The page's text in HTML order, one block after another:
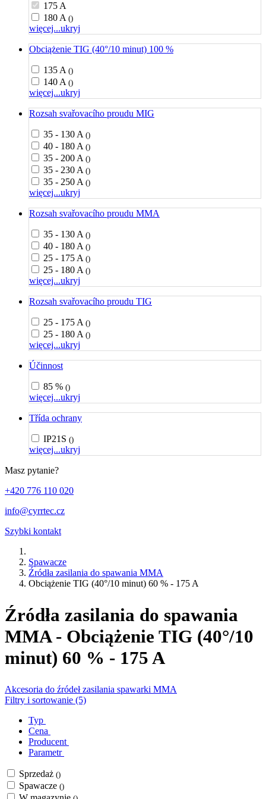
175 A
180 A ()
więcej...ukryj
Obciążenie TIG (40°/10 minut) 100 %
135 A ()
140 A ()
więcej...ukryj
Rozsah svařovacího proudu MIG
35 - 130 A ()
40 - 180 A ()
35 - 200 A ()
35 - 230 A ()
35 - 250 A ()
więcej...ukryj
Rozsah svařovacího proudu MMA
35 - 130 A ()
40 - 180 A ()
25 - 175 A ()
25 - 180 A ()
więcej...ukryj
Rozsah svařovacího proudu TIG
25 - 175 A ()
25 - 180 A ()
więcej...ukryj
Účinnost
85 % ()
więcej...ukryj
Třída ochrany
IP21S ()
więcej...ukryj
Masz pytanie?
+420 776 110 020
info@cyrrtec.cz
Szybki kontakt
Spawacze
Źródła zasilania do spawania MMA
Obciążenie TIG (40°/10 minut) 60 % - 175 A
Źródła zasilania do spawania
MMA - Obciążenie TIG (40°/10
minut) 60 % - 175 A
Akcesoria do źródeł zasilania spawarki MMA
Filtry i sortowanie (5)
Typ
Cena
Producent
Parametr
Sprzedaż ()
Spawacze ()